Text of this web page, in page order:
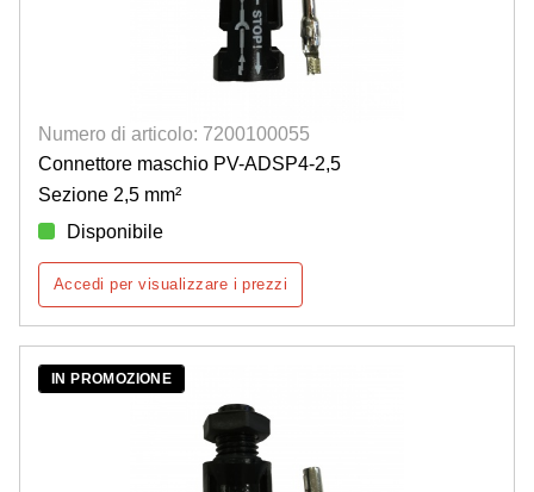
Numero di articolo: 7200100055
Connettore maschio PV-ADSP4-2,5
Sezione 2,5 mm²
Disponibile
Accedi per visualizzare i prezzi
IN PROMOZIONE